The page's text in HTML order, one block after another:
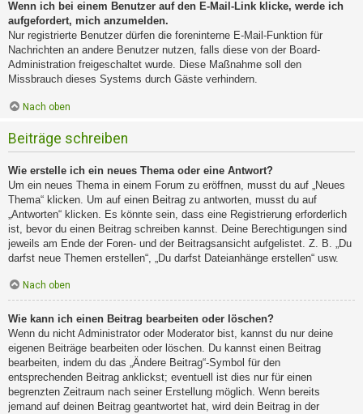
Wenn ich bei einem Benutzer auf den E-Mail-Link klicke, werde ich
aufgefordert, mich anzumelden.
Nur registrierte Benutzer dürfen die foreninterne E-Mail-Funktion für
Nachrichten an andere Benutzer nutzen, falls diese von der Board-
Administration freigeschaltet wurde. Diese Maßnahme soll den
Missbrauch dieses Systems durch Gäste verhindern.
Nach oben
Beiträge schreiben
Wie erstelle ich ein neues Thema oder eine Antwort?
Um ein neues Thema in einem Forum zu eröffnen, musst du auf „Neues
Thema“ klicken. Um auf einen Beitrag zu antworten, musst du auf
„Antworten“ klicken. Es könnte sein, dass eine Registrierung erforderlich
ist, bevor du einen Beitrag schreiben kannst. Deine Berechtigungen sind
jeweils am Ende der Foren- und der Beitragsansicht aufgelistet. Z. B. „Du
darfst neue Themen erstellen“, „Du darfst Dateianhänge erstellen“ usw.
Nach oben
Wie kann ich einen Beitrag bearbeiten oder löschen?
Wenn du nicht Administrator oder Moderator bist, kannst du nur deine
eigenen Beiträge bearbeiten oder löschen. Du kannst einen Beitrag
bearbeiten, indem du das „Ändere Beitrag“-Symbol für den
entsprechenden Beitrag anklickst; eventuell ist dies nur für einen
begrenzten Zeitraum nach seiner Erstellung möglich. Wenn bereits
jemand auf deinen Beitrag geantwortet hat, wird dein Beitrag in der